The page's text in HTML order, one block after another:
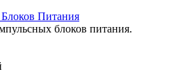
Питания
блоков питания.